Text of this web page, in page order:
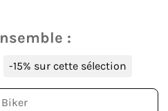
:
-15% sur cette sélection